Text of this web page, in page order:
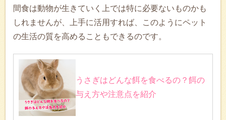
間食は動物が生きていく上では特に必要ないものかも
しれませんが、上手に活用すれば、このようにペット
の生活の質を高めることもできるのです。
うさぎはどんな餌を食べるの？餌の
与え方や注意点を紹介